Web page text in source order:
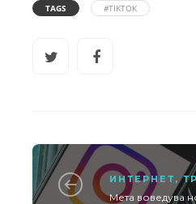
TAGS #TIKTOK
ИНТЕРНЕТ ,
Мета воведува